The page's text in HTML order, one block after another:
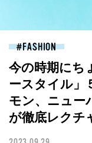
FASHION
今の時期にち
ースタイル」
モン、ニュー
が徹底レクチ